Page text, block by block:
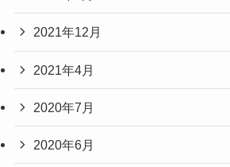
2021年12月
2021年4月
2020年7月
2020年6月